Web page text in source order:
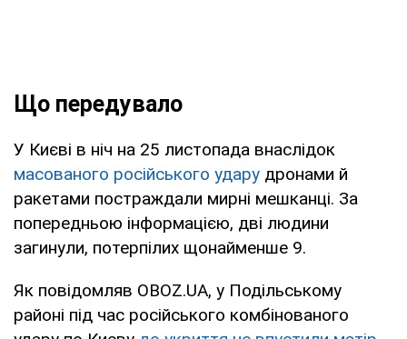
Що передувало
У Києві в ніч на 25 листопада внаслідок
масованого російського удару дронами й
ракетами постраждали мирні мешканці. За
попередньою інформацією, дві людини
загинули, потерпілих щонайменше 9.
Як повідомляв OBOZ.UA, у Подільському
районі під час російського комбінованого